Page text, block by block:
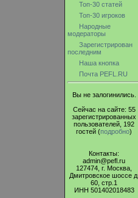
Топ-30 статей
Топ-30 игроков
Народные
модераторы
Зарегистрирован
последним
Наша кнопка
Почта PEFL.RU
Вы не залогинились.
Сейчас на сайте: 55
зарегистрированных
пользователей, 192
гостей (подробно)
Контакты:
admin@pefl.ru
127474, г. Москва,
Дмитровское шоссе д.
60, стр.1
ИНН 501402018483